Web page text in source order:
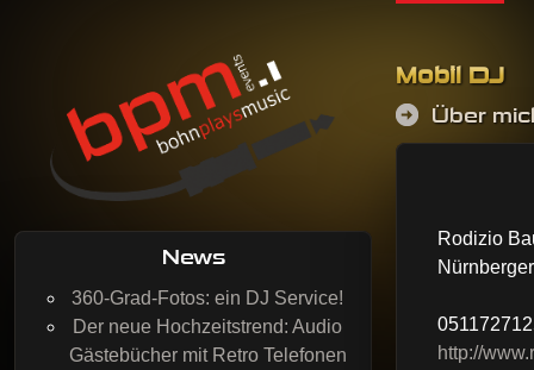
News
360-Grad-Fotos: ein DJ Service!
Der neue Hochzeitstrend: Audio
Gästebücher mit Retro Telefonen
Mobil DJ
Über
Rodizio
http://